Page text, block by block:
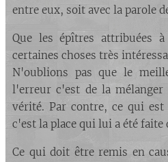
entre eux, soit avec la parole
Que les épîtres attribuées
certaines choses très
N'oublions pas que le
l'erreur c'est de la mélanger
vérité. Par contre, ce qui est
c'est la place qui lui a été faite
Ce qui doit être remis en